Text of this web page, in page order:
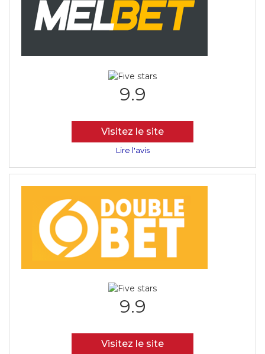
9.9
Visitez le site
Lire l'avis
9.9
Visitez le site